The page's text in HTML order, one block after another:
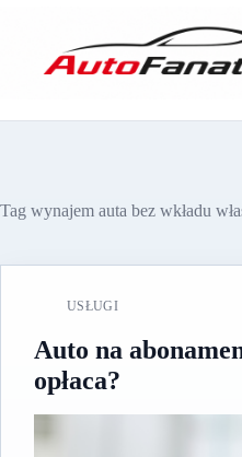
Tag wynajem auta bez wkładu
USŁUGI
Auto na
opłaca?